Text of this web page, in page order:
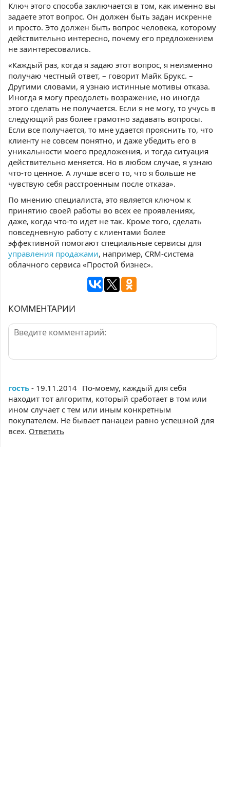
Ключ этого способа заключается в том, как именно вы
задаете этот вопрос. Он должен быть задан искренне
и просто. Это должен быть вопрос человека, которому
действительно интересно, почему его предложением
не заинтересовались.
«Каждый раз, когда я задаю этот вопрос, я неизменно
получаю честный ответ, – говорит Майк Брукс. –
Другими словами, я узнаю истинные мотивы отказа.
Иногда я могу преодолеть возражение, но иногда
этого сделать не получается. Если я не могу, то учусь в
следующий раз более грамотно задавать вопросы.
Если все получается, то мне удается прояснить то, что
клиенту не совсем понятно, и даже убедить его в
уникальности моего предложения, и тогда ситуация
действительно меняется. Но в любом случае, я узнаю
что-то ценное. А лучше всего то, что я больше не
чувствую себя расстроенным после отказа».
По мнению специалиста, это является ключом к
принятию своей работы во всех ее проявлениях,
даже, когда что-то идет не так. Кроме того, сделать
повседневную работу с клиентами более
эффективной помогают специальные сервисы для
управления продажами, например, CRM-система
облачного сервиса «Простой бизнес».
КОММЕНТАРИИ
гость - 19.11.2014 По-моему, каждый для себя
находит тот алгоритм, который сработает в том или
ином случает с тем или иным конкретным
покупателем. Не бывает панацеи равно успешной для
всех. Ответить